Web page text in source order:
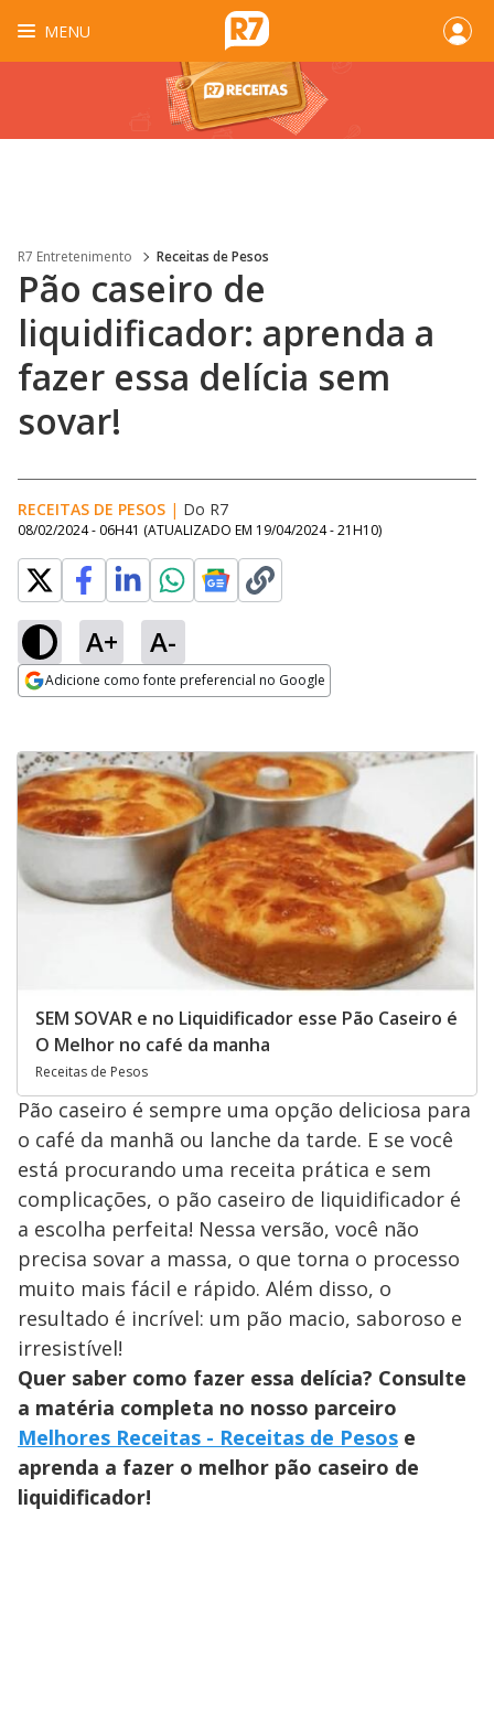
MENU
R7 Entretenimento Receitas de Pesos
Pão caseiro de
liquidificador: aprenda a
fazer essa delícia sem
sovar!
RECEITAS DE PESOS | Do R7
08/02/2024 - 06H41 (ATUALIZADO EM 19/04/2024 - 21H10)
A+ A-
Adicione como fonte preferencial no Google
SEM SOVAR e no Liquidificador esse Pão Caseiro é
O Melhor no café da manha
Receitas de Pesos
Pão caseiro é sempre uma opção deliciosa para
o café da manhã ou lanche da tarde. E se você
está procurando uma receita prática e sem
complicações, o pão caseiro de liquidificador é
a escolha perfeita! Nessa versão, você não
precisa sovar a massa, o que torna o processo
muito mais fácil e rápido. Além disso, o
resultado é incrível: um pão macio, saboroso e
irresistível!
Quer saber como fazer essa delícia? Consulte
a matéria completa no nosso parceiro
Melhores Receitas - Receitas de Pesos e
aprenda a fazer o melhor pão caseiro de
liquidificador!